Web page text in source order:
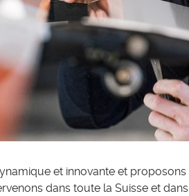
et innovante et
dans toute la Suisse et